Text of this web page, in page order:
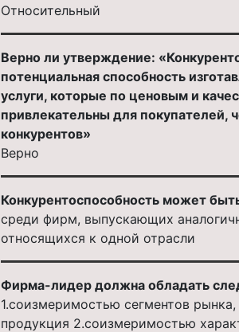
Относительный
Верно ли утверждение:
потенциальная способность
услуги, которые по ценовым и
привлекательны для покупателей,
конкурентов»
Верно
Конкурентоспособность может
среди фирм, выпускающих
относящихся к одной отрасли
Фирма-лидер должна обладать
1.соизмеримостью сегментов
продукция 2.соизмеримостью